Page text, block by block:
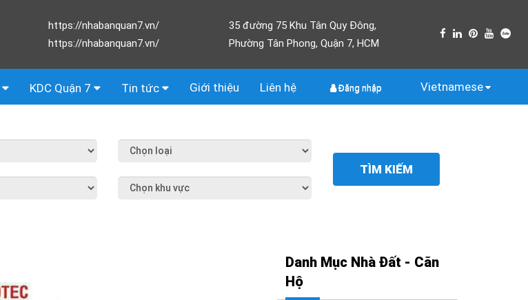
https://nhabanquan7.vn/
https://nhabanquan7.vn/
35 đường 75 Khu Tân Quy Đông,
Phường Tân Phong, Quận 7, HCM
KDC Quận 7 Tin tức Giới thiệu Liên hệ Đăng nhập Vietnamese
TÌM KIẾM
Danh Mục Nhà Đất - Căn
Hộ